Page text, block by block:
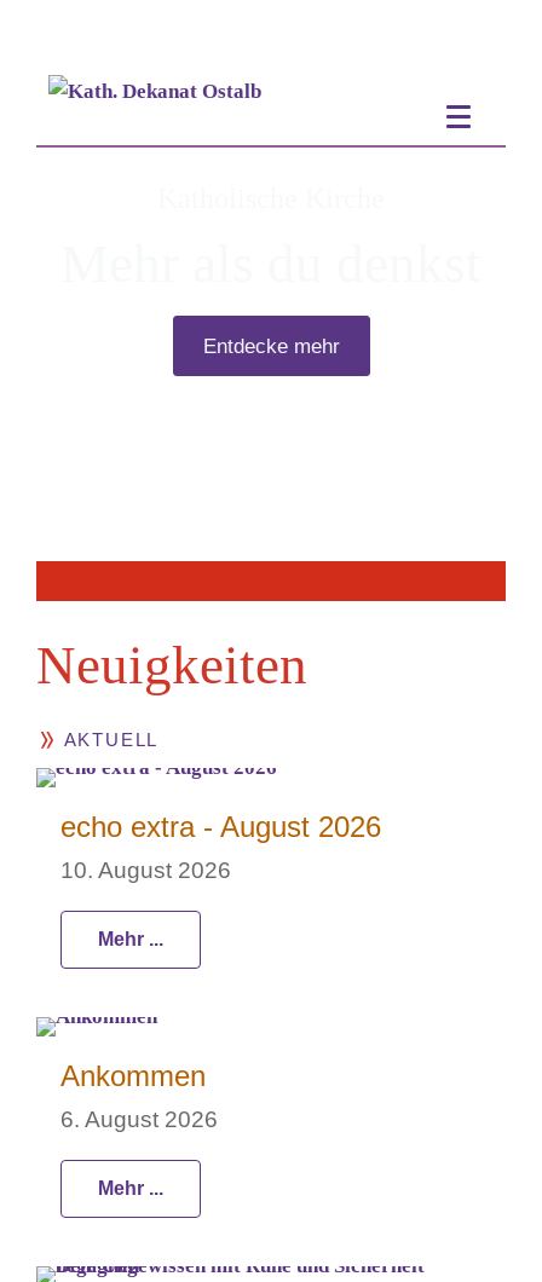
Entdecke mehr
Neuig­keiten
AKTUELL
echo extra - August 2026
10. August 2026
Mehr ...
Ankommen
6. August 2026
Mehr ...